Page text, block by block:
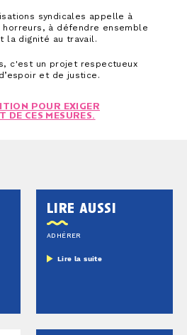
syndicales appelle à
à défendre ensemble
la dignité au travail.
c'est un projet respectueux
et de justice.
POUR EXIGER
DE CES MESURES.
lire aussi
ADHÉRER
Lire la suite